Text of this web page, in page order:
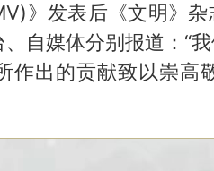
》发表后《文明》杂
自媒体分别报道：“
作出的贡献致以崇高